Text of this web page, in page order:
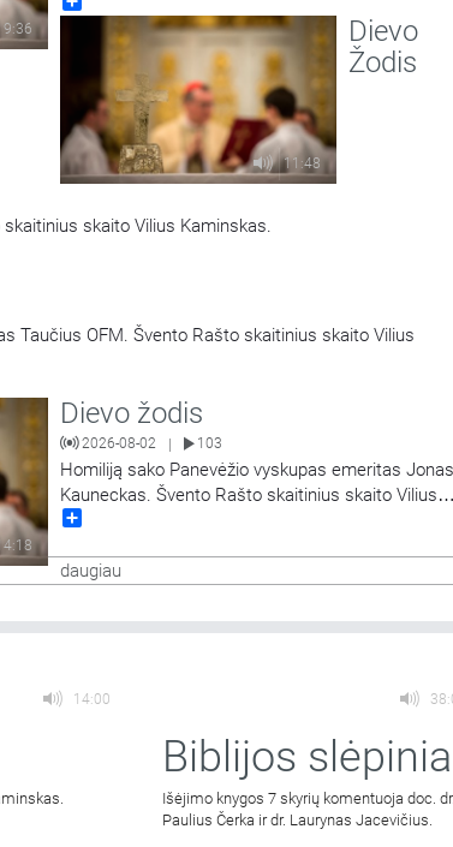
9:36
11:48
Dievo
Žodis
skaito Vilius Kaminskas.
Taučius OFM. Švento Rašto skaitinius skaito Vilius
Dievo žodis
2026-08-02 | 103
Homiliją sako Panevėžio vyskupas emeritas Jonas
Kauneckas. Švento Rašto skaitinius skaito Vilius
Kaminskas.
daugiau
14:00
Biblijos
Išėjimo knygos 7 skyrių komentuoja doc. dr.
Paulius Čerka ir dr. Laurynas Jacevičius.